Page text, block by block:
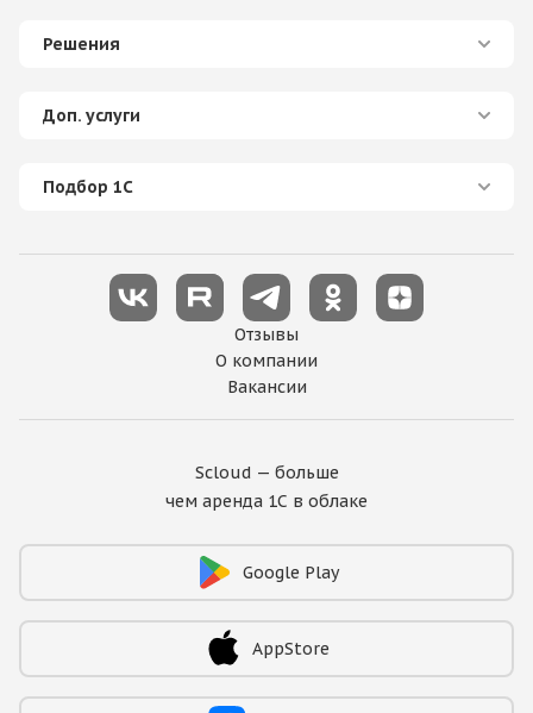
Решения
Доп. услуги
Подбор 1С
О компании
Отзывы
Вакансии
Scloud — больше
чем аренда 1С в облаке
Google Play
AppStore